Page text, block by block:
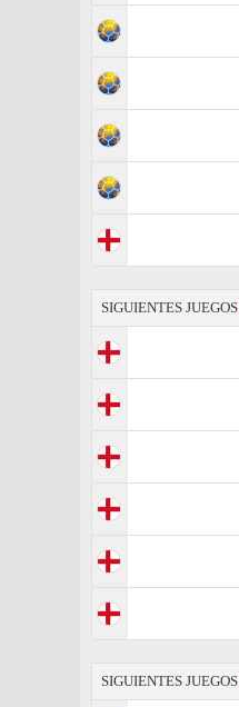
SIGUIENTES JUEGOS
SIGUIENTES JUEGOS